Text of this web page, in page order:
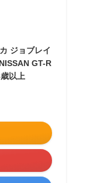
ジョブレイ
GT-R
以上